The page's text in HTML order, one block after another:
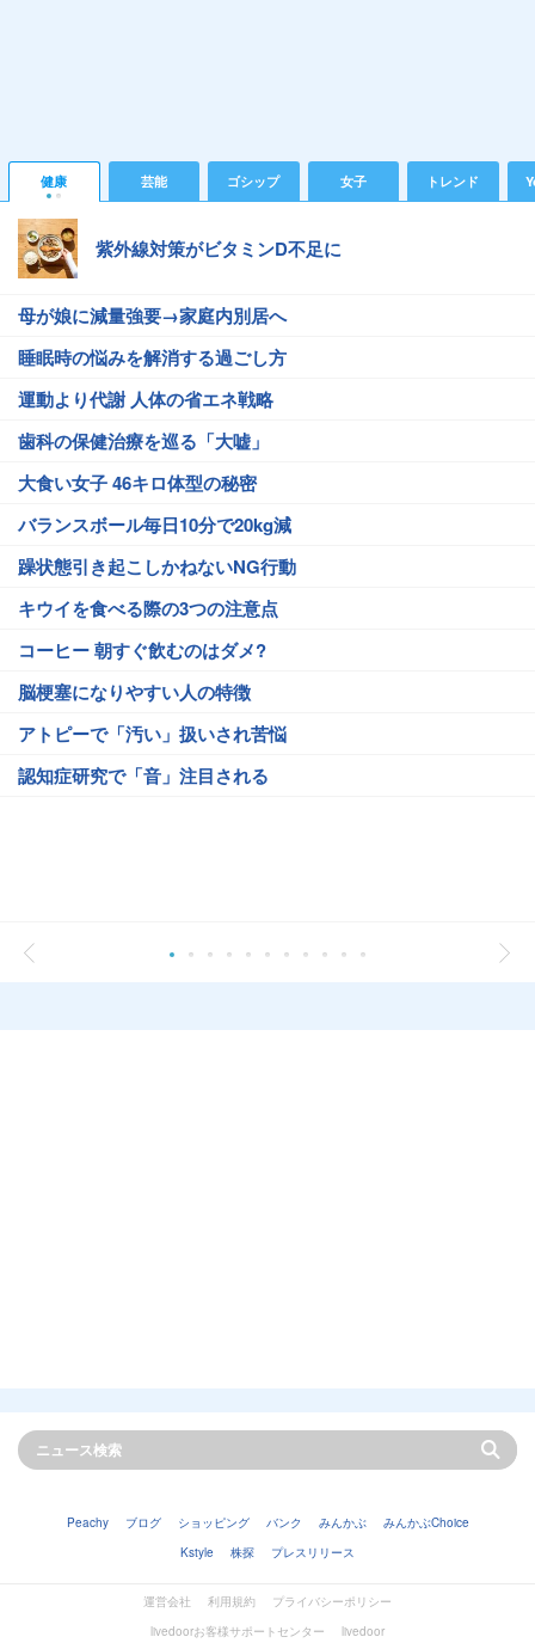
健康 芸能 ゴシップ 女子 トレンド
紫外線対策がビタミンD不足に
母が娘に減量強要→家庭内別居へ
睡眠時の悩みを解消する過ごし方
運動より代謝 人体の省エネ戦略
歯科の保健治療を巡る「大嘘」
大食い女子 46キロ体型の秘密
バランスボール毎日10分で20kg減
躁状態引き起こしかねないNG行動
キウイを食べる際の3つの注意点
コーヒー 朝すぐ飲むのはダメ?
脳梗塞になりやすい人の特徴
アトピーで「汚い」扱いされ苦悩
認知症研究で「音」注目される
Peachy ブログ ショッピング バンク みんかぶ
みんかぶChoice
Kstyle
株探 プレスリリース
運営会社 利用規約
プライバシーポリシー
livedoorお客様サポートセンター
livedoor